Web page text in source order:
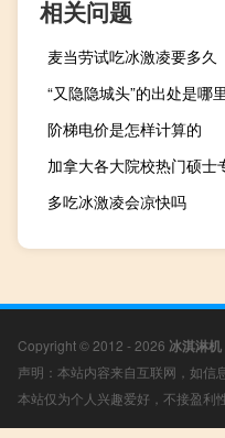
相关问题
麦当劳试吃冰激凌要多久
“又隐隐城头”的出处是哪里
阶梯电价是怎样计算的
加拿大各大院校热门硕士
多吃冰激凌会凉快吗
Copyright © 2012 - 2026 冰淇淋机
声明：本站内容来自互联网，如信
本站仅为个人兴趣爱好，不接盈利